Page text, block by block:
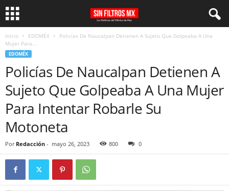
Inicio EDOMÉX
Policías De Naucalpan Detienen A Sujeto Que Golpeaba A Una
Mujer Para...
EDOMÉX
Policías De Naucalpan Detienen A
Sujeto Que Golpeaba A Una Mujer
Para Intentar Robarle Su
Motoneta
Por Redacción - mayo 26, 2023 800 0